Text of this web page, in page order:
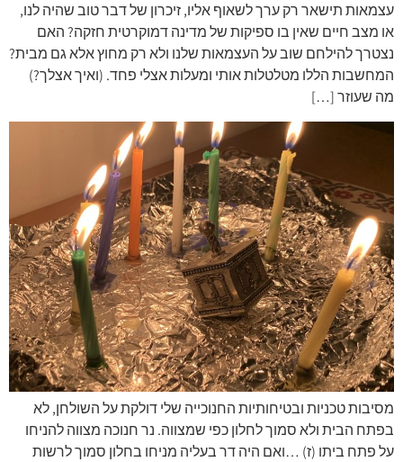
עצמאות תישאר רק ערך לשאוף אליו, זיכרון של דבר טוב שהיה לנו,
או מצב חיים שאין בו ספיקות של מדינה דמוקרטית חזקה? האם
נצטרך להילחם שוב על העצמאות שלנו ולא רק מחוץ אלא גם מבית?
המחשבות הללו מטלטלות אותי ומעלות אצלי פחד. (ואיך אצלך?)
מה שעוזר […]
מסיבות טכניות ובטיחותיות החנוכייה שלי דולקת על השולחן, לא
בפתח הבית ולא סמוך לחלון כפי שמצווה. נר חנוכה מצווה להניחו
על פתח ביתו (ז) …ואם היה דר בעליה מניחו בחלון סמוך לרשות